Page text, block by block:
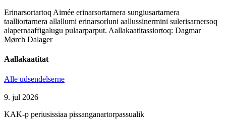
Erinarsortartoq Aimée erinarsortarnera sungiusartarnera
taalliortarnera allallumi erinarsorluni aallussinermini sulerisarnersoq
alapernaaffigalugu pulaarparput. Aallakaatitassiortoq: Dagmar
Mørch Dalager
Aallakaatitat
Alle udsendelserne
9. jul 2026
KAK-p periusissiaa pissanganartorpassualik